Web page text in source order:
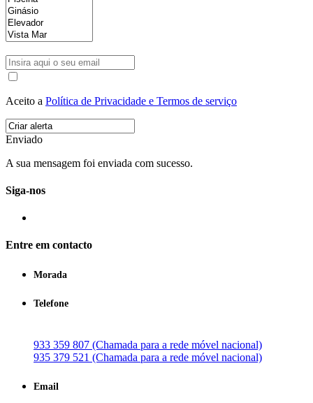
Aceito a Política de Privacidade e Termos de serviço
Enviado
A sua mensagem foi enviada com sucesso.
Siga-nos
Entre em contacto
Morada
Telefone
933 359 807 (Chamada para a rede móvel nacional)
935 379 521 (Chamada para a rede móvel nacional)
Email